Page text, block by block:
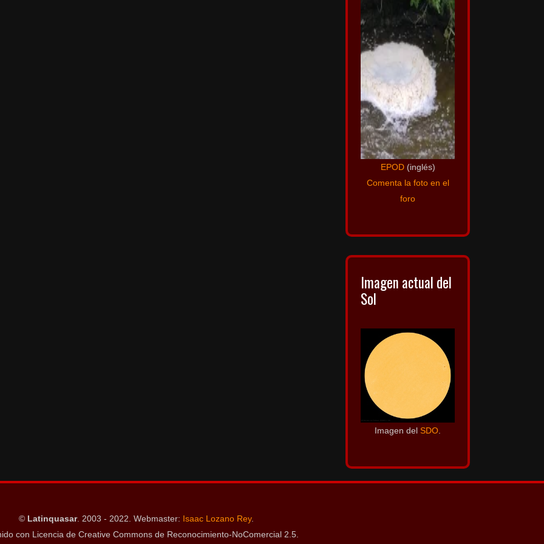
EPOD (inglés)
Comenta la foto en el
foro
Imagen actual del
Sol
Imagen del SDO
© Latinquasar. 2003 - 2022. Webmaster: Isaac Lozano Rey.
con Licencia de Creative Commons de Reconocimiento-NoComercial 2.5.